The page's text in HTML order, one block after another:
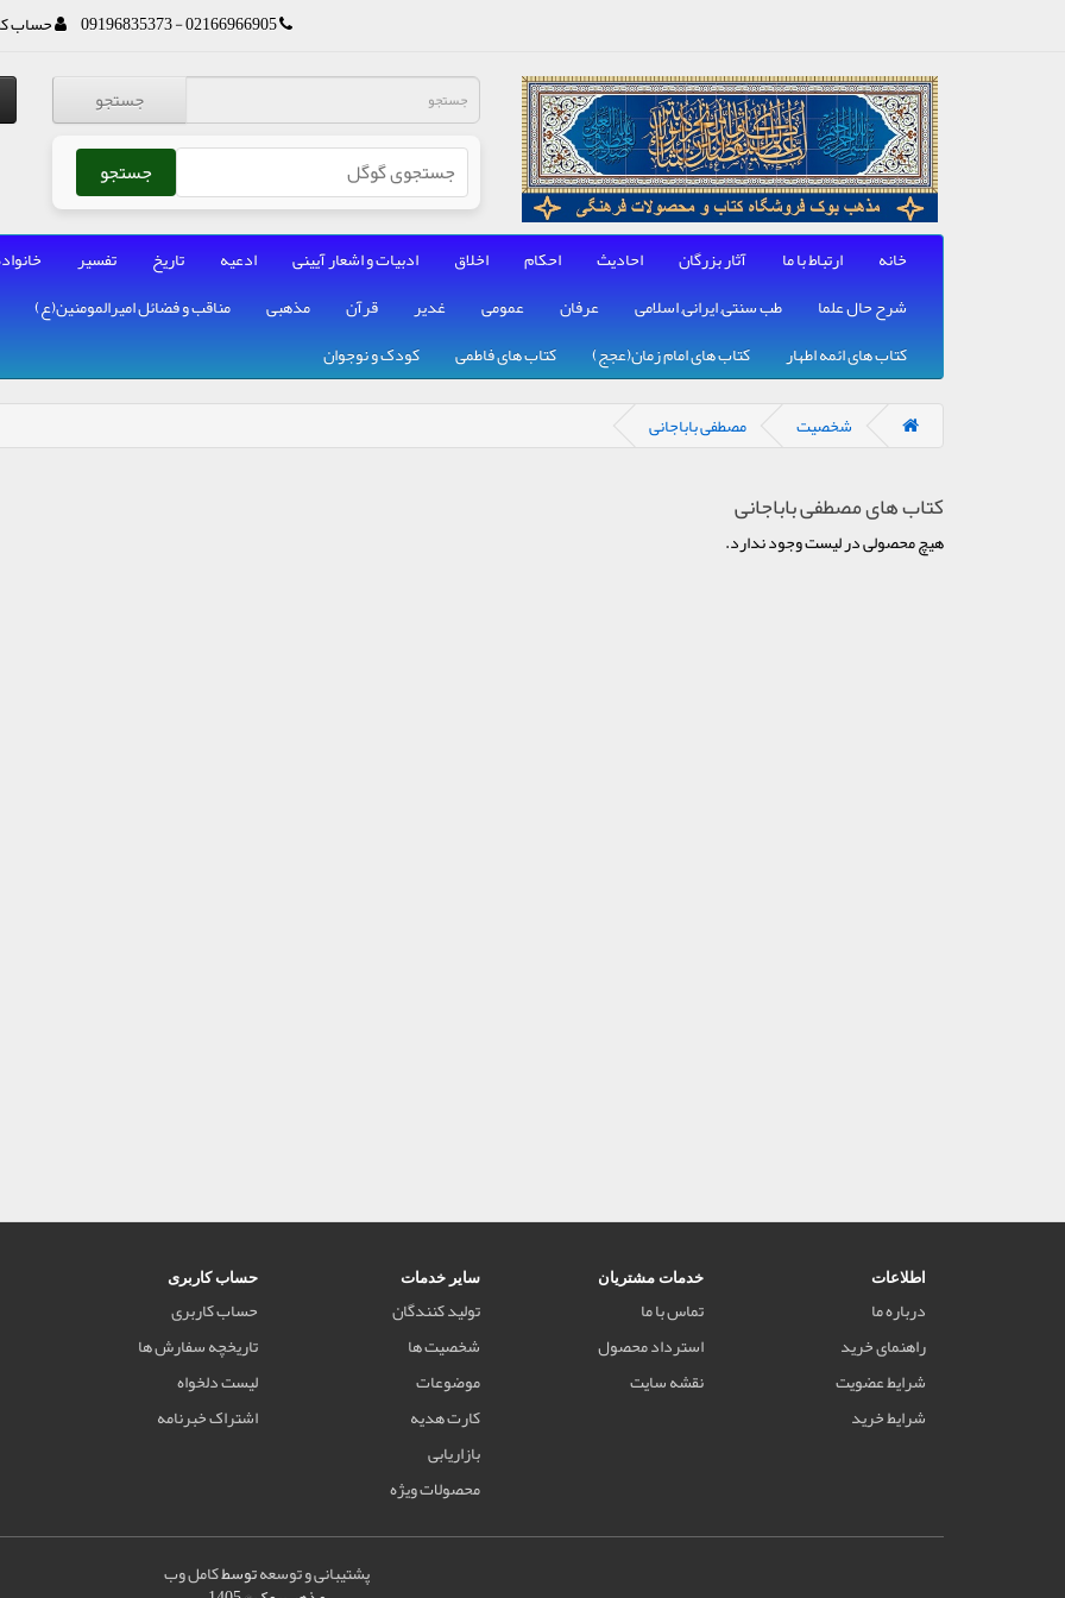
02166966905 - 09196835373 حساب
جستجو
جستجو
خانه ارتباط با ما آثار بزرگان احادیث احکام اخلاق ادبیات و اشعار آیینی ادعیه تاریخ تفسیر
شرح حال علما
طب سنتی, ایرانی, اسلامی عرفان عمومی غدیر قرآن مذهبی مناقب و فضائل امیرالمومنین(ع)
کتاب های ائمه اطهار
کتاب های امام زمان(عجج) کتاب های فاطمی کودک و نوجوان
شخصیت مصطفی باباجانی
کتاب های مصطفی باباجانی
هیچ محصولی در لیست وجود ندارد.
اطلاعات
درباره ما
راهنمای خرید
شرایط عضویت
شرایط خرید
خدمات مشتریان
تماس با ما
استرداد محصول
نقشه سایت
سایر خدمات
تولید کنندگان
شخصیت ها
موضوعات
کارت هدیه
بازاریابی
محصولات ویژه
حساب کاربری
حساب کاربری
تاریخچه سفارش ها
لیست دلخواه
اشتراک خبرنامه
پشتیبانی و توسعهتوسطکامل وب